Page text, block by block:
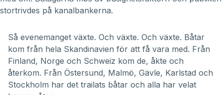
stortrivdes på kanalbankerna.
Så evenemanget växte. Och växte. Och växte. Båtar
kom från hela Skandinavien för att få vara med. Från
Finland, Norge och Schweiz kom de, åkte och
återkom. Från Östersund, Malmö, Gävle, Karlstad och
Stockholm har det trailats båtar och alla har velat